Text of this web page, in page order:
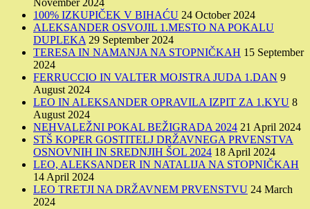
November 2024
100% IZKUPIČEK V BIHAĆU 24 October 2024
ALEKSANDER OSVOJIL 1.MESTO NA POKALU
DUPLEKA 29 September 2024
TERESA IN NAMANJA NA STOPNIČKAH 15 September
2024
FERRUCCIO IN VALTER MOJSTRA JUDA 1.DAN 9
August 2024
LEO IN ALEKSANDER OPRAVILA IZPIT ZA 1.KYU 8
August 2024
NEHVALEŽNI POKAL BEŽIGRADA 2024 21 April 2024
STŠ KOPER GOSTITELJ DRŽAVNEGA PRVENSTVA
OSNOVNIH IN SREDNJIH ŠOL 2024 18 April 2024
LEO, ALEKSANDER IN NATALIJA NA STOPNIČKAH
14 April 2024
LEO TRETJI NA DRŽAVNEM PRVENSTVU 24 March
2024